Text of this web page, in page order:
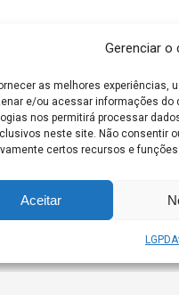
Gerenciar o
as melhores experiências,
e/ou acessar informações do
nos permitirá processar
neste site. Não consentir
certos recursos e funções.
Aceitar
LGPD